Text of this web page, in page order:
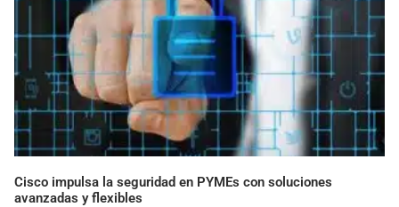
Cisco impulsa la seguridad en PYMEs con soluciones
avanzadas y flexibles